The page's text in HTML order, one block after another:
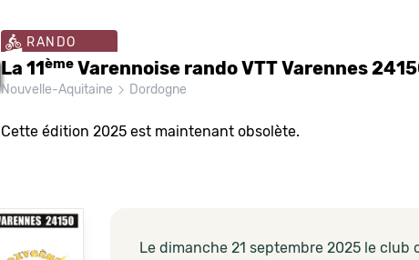
RANDO
La 11ème Varennoise rando VTT Varennes
Nouvelle-Aquitaine Dordogne
Cette édition 2025 est maintenant obsolète.
Le dimanche 21 septembre 2025 le club